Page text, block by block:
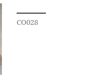
CO028